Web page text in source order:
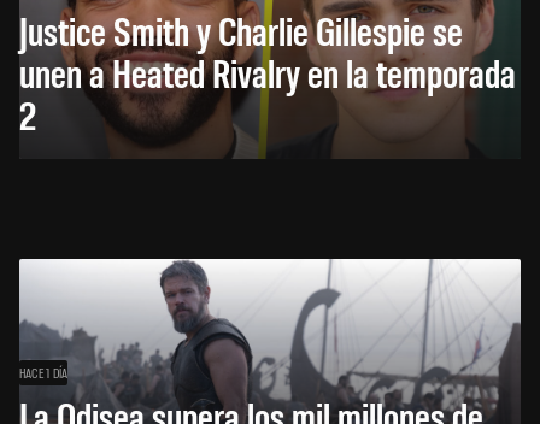
Justice Smith y Charlie Gillespie se
unen a Heated Rivalry en la temporada
2
HACE 1 DÍA